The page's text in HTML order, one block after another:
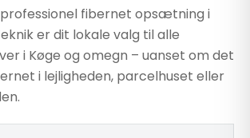
fibernet opsætning i
er dit lokale valg til alle
i Køge og omegn – uanset om det
i lejligheden, parcelhuset eller